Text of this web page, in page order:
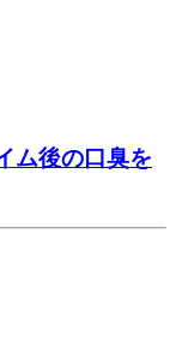
ム後の口臭を